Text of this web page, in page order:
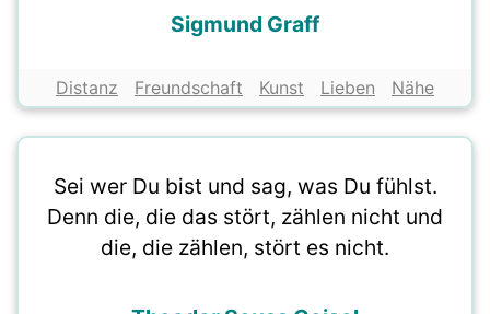
Sigmund Graff
Distanz Freundschaft Kunst Lieben Nähe
Sei wer Du bist und sag, was Du fühlst.
Denn die, die das stört, zählen nicht und
die, die zählen, stört es nicht.